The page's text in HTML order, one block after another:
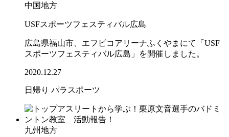
中国地方
USFスポーツフェスティバル広島
広島県福山市、エフピコアリーナふくやまにて「USF
スポーツフェスティバル広島」を開催しました。
2020.12.27
日帰り パラスポーツ
九州地方